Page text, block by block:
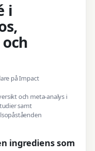
i
på Impact
och meta-analys i
samt
ingrediens som